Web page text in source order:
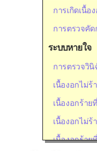
การเกิดเนื้อ
การตรวจคัด
ระบบหายใจ
การตรวจวิ
เนื้องอกไม่ร้
เนื้องอกร้าย
เนื้องอกไม่ร้
เนื้องอกร้าย